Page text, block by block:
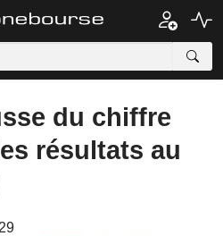
du chiffre
résultats au